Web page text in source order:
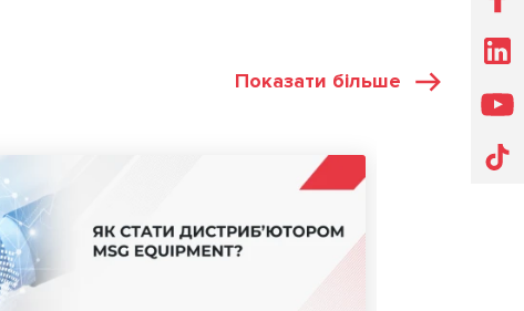
Показати більше